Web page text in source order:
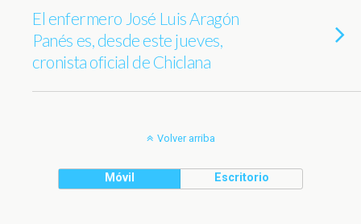
El enfermero José Luis Aragón
Panés es, desde este jueves,
cronista oficial de Chiclana
Volver arriba
Móvil Escritorio